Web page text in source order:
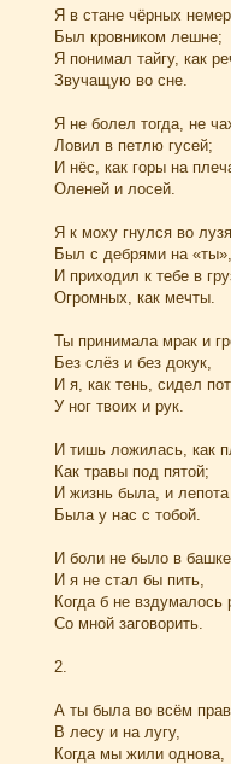
Я в стане чёрных
Был кровником лешне;
Я понимал тайгу, как
Звучащую во сне.
Я не болел тогда, не
Ловил в петлю гусей;
И нёс, как горы на
Оленей и лосей.
Я к моху гнулся во
Был с дебрями на «ты»,
И приходил к тебе в
Огромных, как мечты.
Ты принимала мрак и
Без слёз и без докук,
И я, как тень, сидел
У ног твоих и рук.
И тишь ложилась, как
Как травы под пятой;
И жизнь была, и лепота
Была у нас с тобой.
И боли не было в
И я не стал бы пить,
Когда б не вздумалось
Со мной заговорить.
2.
А ты была во всём
В лесу и на лугу,
Когда мы жили однова,